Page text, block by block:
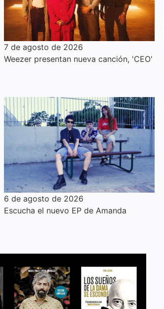
7 de agosto de 2026
Weezer presentan nueva canción, 'CEO'
6 de agosto de 2026
Escucha el nuevo EP de Amanda